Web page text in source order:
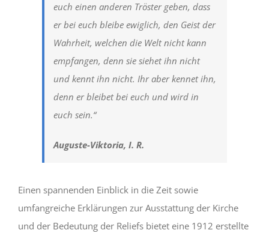
euch einen anderen Tröster geben, dass
er bei euch bleibe ewiglich, den Geist der
Wahrheit, welchen die Welt nicht kann
empfangen, denn sie siehet ihn nicht
und kennt ihn nicht. Ihr aber kennet ihn,
denn er bleibet bei euch und wird in
euch sein.“
Auguste-Viktoria, I. R.
Einen spannenden Einblick in die Zeit sowie
umfangreiche Erklärungen zur Ausstattung der Kirche
und der Bedeutung der Reliefs bietet eine 1912 erstellte